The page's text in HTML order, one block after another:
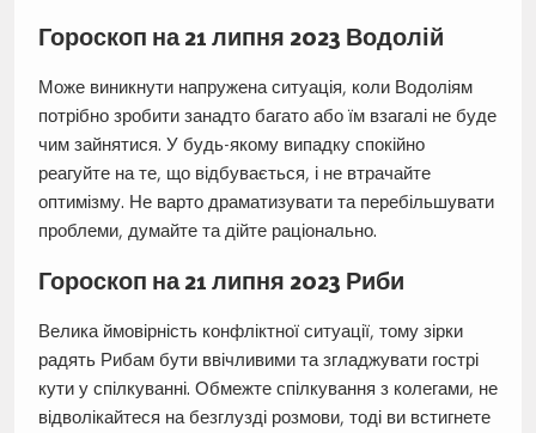
Гороскоп на 21 липня 2023 Водолій
Може виникнути напружена ситуація, коли Водоліям
потрібно зробити занадто багато або їм взагалі не буде
чим зайнятися. У будь-якому випадку спокійно
реагуйте на те, що відбувається, і не втрачайте
оптимізму. Не варто драматизувати та перебільшувати
проблеми, думайте та дійте раціонально.
Гороскоп на 21 липня 2023 Риби
Велика ймовірність конфліктної ситуації, тому зірки
радять Рибам бути ввічливими та згладжувати гострі
кути у спілкуванні. Обмежте спілкування з колегами, не
відволікайтеся на безглузді розмови, тоді ви встигнете